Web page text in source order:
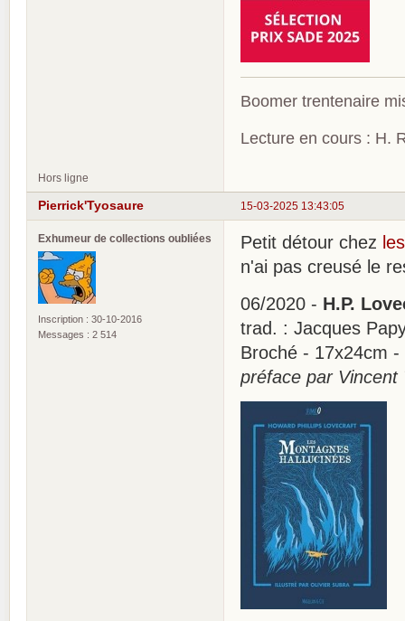
Boomer trentenaire
Lecture en cours : H.
Hors ligne
15-03-2025 13:43:05
Pierrick'Tyosaure
Exhumeur de collections oubliées
Inscription : 30-10-2016
Messages : 2 514
Petit détour chez
n'ai pas creusé le
06/2020 - H.P.
trad. : Jacques
Broché - 17x24cm
préface par Vincent